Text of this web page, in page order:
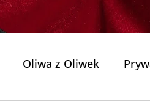
Oliwa z Oliwek